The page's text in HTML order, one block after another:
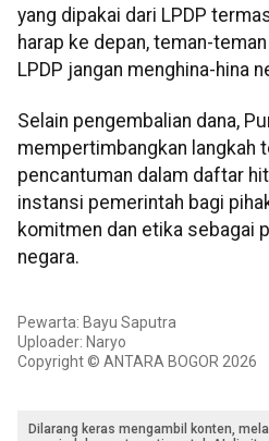
yang dipakai dari LPDP
harap ke depan, teman-
LPDP jangan menghina-hina
Selain pengembalian dana,
mempertimbangkan langkah
pencantuman dalam daftar
instansi pemerintah bagi
komitmen dan etika sebagai
negara.
Pewarta: Bayu Saputra
Uploader: Naryo
Copyright © ANTARA BOGOR 2026
Dilarang keras mengambil konten,